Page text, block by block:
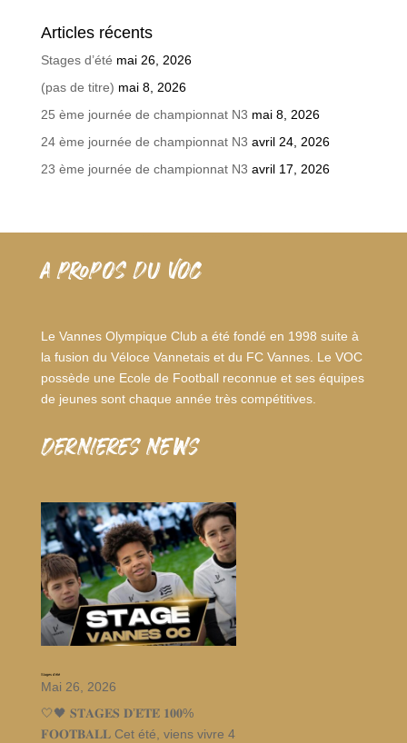
Articles récents
Stages d’été mai 26, 2026
(pas de titre) mai 8, 2026
25 ème journée de championnat N3 mai 8, 2026
24 ème journée de championnat N3 avril 24, 2026
23 ème journée de championnat N3 avril 17, 2026
A PROPOS DU VOC
Le Vannes Olympique Club a été fondé en 1998 suite à
la fusion du Véloce Vannetais et du FC Vannes. Le VOC
possède une Ecole de Football reconnue et ses équipes
de jeunes sont chaque année très compétitives.
dernieres news
Stages d’été
Mai 26, 2026
🤍🖤 𝐒𝐓𝐀𝐆𝐄𝐒 𝐃’𝐄́𝐓𝐄́ 𝟏𝟎𝟎%
𝐅𝐎𝐎𝐓𝐁𝐀𝐋𝐋 Cet été, viens vivre 4